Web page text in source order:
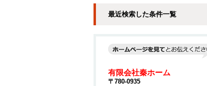
最近検索した条件一覧
有限会社秦ホーム
〒780-0935